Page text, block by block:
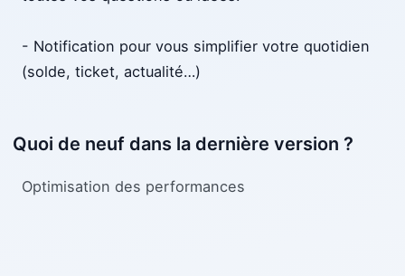
- Notification pour vous simplifier votre quotidien
(solde, ticket, actualité…)
Quoi de neuf dans la dernière version ?
Optimisation des performances